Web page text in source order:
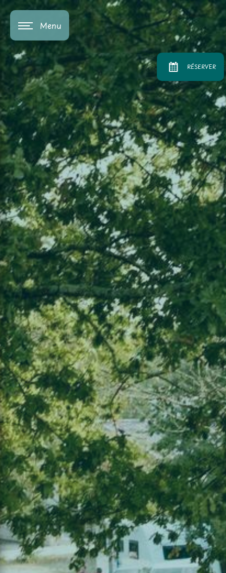
RÉSERVER
Menu
Panneau de gestion des cookies